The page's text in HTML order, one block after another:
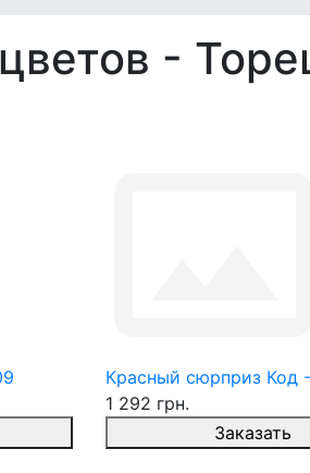
-
Красный сюрприз Код
1 292 грн.
Заказать